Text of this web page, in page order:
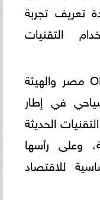
تعريف تجربة
التقنيات
ويأتي هذا التعاون بين OPPO مصر والهيئة
في إطار
الحديثة
وعلى رأسها
للاقتصاد